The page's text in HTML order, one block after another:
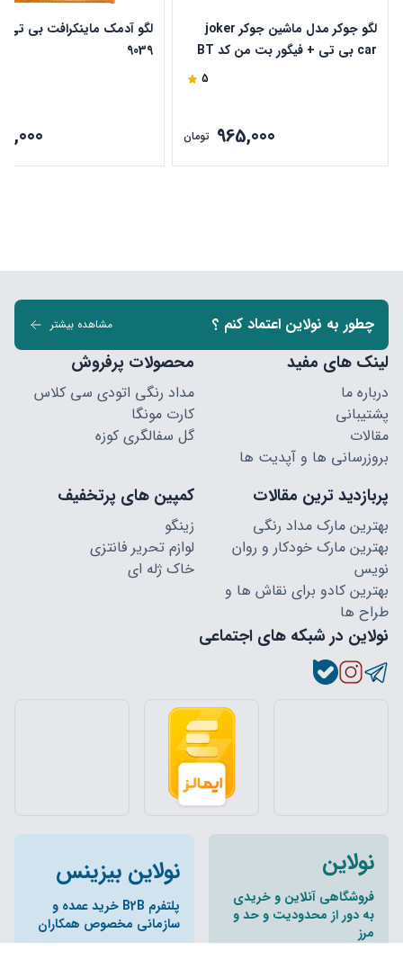
لگو جوکر مدل ماشین جوکر joker
car بی تی + فیگور بت من کد BT
5
965,000 تومان
9039
چطور به نولاین اعتماد کنم ؟ مشاهده بیشتر
لینک های مفید
درباره ما
پشتیبانی
مقالات
بروزرسانی ها و آپدیت ها
محصولات پرفروش
مداد رنگی اتودی سی کلاس
کارت مونگا
گل سفالگری کوزه
پربازدید ترین مقالات
بهترین مارک مداد رنگی
بهترین مارک خودکار و روان
نویس
بهترین کادو برای نقاش ها و
طراح ها
کمپین های پرتخفیف
زینگو
لوازم تحریر فانتزی
خاک ژله ای
نولاین در شبکه های اجتماعی
نولاین
فروشگاهی آنلاین و خریدی
به دور از محدودیت و حد و
مرز
نولاین بیزینس
پلتفرم B2B خرید عمده و
سازمانی مخصوص همکاران